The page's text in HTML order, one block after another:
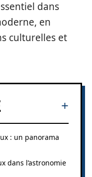
dans
en
culturelles et
: un panorama
dans l’astronomie